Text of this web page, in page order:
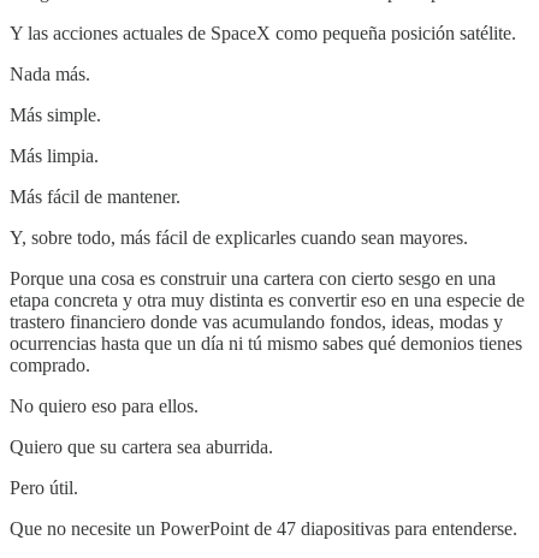
Y las acciones actuales de SpaceX como pequeña posición satélite.
Nada más.
Más simple.
Más limpia.
Más fácil de mantener.
Y, sobre todo, más fácil de explicarles cuando sean mayores.
Porque una cosa es construir una cartera con cierto sesgo en una
etapa concreta y otra muy distinta es convertir eso en una especie de
trastero financiero donde vas acumulando fondos, ideas, modas y
ocurrencias hasta que un día ni tú mismo sabes qué demonios tienes
comprado.
No quiero eso para ellos.
Quiero que su cartera sea aburrida.
Pero útil.
Que no necesite un PowerPoint de 47 diapositivas para entenderse.